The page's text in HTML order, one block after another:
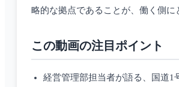
略的な拠点であることが、働く側に
この動画の注目ポイント
経営管理部担当者が語る、国道1